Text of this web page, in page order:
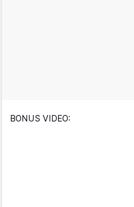
BONUS VIDEO: